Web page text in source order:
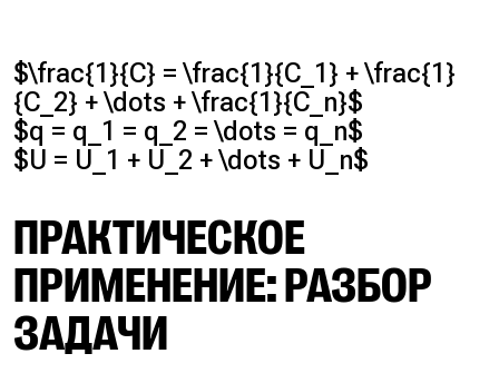
$\frac{1}{C} = \frac{1}{C_1} + \frac{1}
{C_2} + \dots + \frac{1}{C_n}$
$q = q_1 = q_2 = \dots = q_n$
$U = U_1 + U_2 + \dots + U_n$
ПРАКТИЧЕСКОЕ
ПРИМЕНЕНИЕ: РАЗБОР
ЗАДАЧИ